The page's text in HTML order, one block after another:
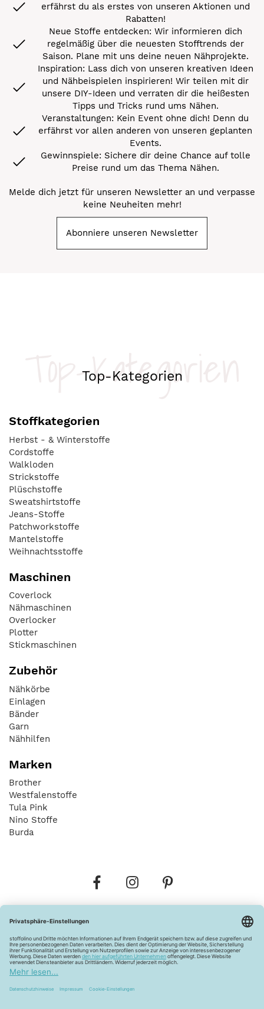
erfährst du als erstes von unseren Aktionen und
Rabatten!
Neue Stoffe entdecken: Wir informieren dich
regelmäßig über die neuesten Stofftrends der
Saison. Plane mit uns deine neuen Nähprojekte.
Inspiration: Lass dich von unseren kreativen Ideen
und Nähbeispielen inspirieren! Wir teilen mit dir
unsere DIY-Ideen und verraten dir die heißesten
Tipps und Tricks rund ums Nähen.
Veranstaltungen: Kein Event ohne dich! Denn du
erfährst vor allen anderen von unseren geplanten
Events.
Gewinnspiele: Sichere dir deine Chance auf tolle
Preise rund um das Thema Nähen.
Melde dich jetzt für unseren Newsletter an und verpasse
keine Neuheiten mehr!
Abonniere unseren Newsletter
Top-Kategorien
Top-Kategorien
Stoffkategorien
Herbst - & Winterstoffe
Cordstoffe
Walkloden
Strickstoffe
Plüschstoffe
Sweatshirtstoffe
Jeans-Stoffe
Patchworkstoffe
Mantelstoffe
Weihnachtsstoffe
Maschinen
Coverlock
Nähmaschinen
Overlocker
Plotter
Stickmaschinen
Zubehör
Nähkörbe
Einlagen
Bänder
Garn
Nähhilfen
Marken
Brother
Westfalenstoffe
Tula Pink
Nino Stoffe
Burda
Widerrufsbelehrung Vertrag widerrufen
Barrierefreiheitserklärung